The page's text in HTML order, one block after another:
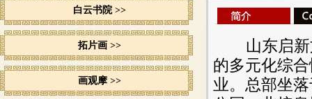
白云书院 >>
拓片画 >>
画观摩 >>
山东启
的多元化综
业。总部坐